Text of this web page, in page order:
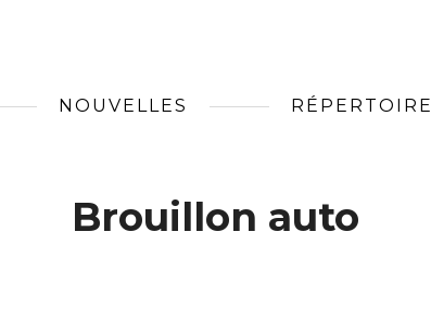
NOUVELLES RÉPERTOIRE
Brouillon auto